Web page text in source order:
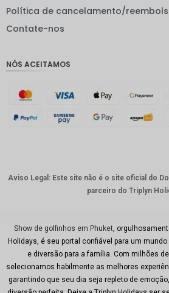
suíço
australia
CNY
TWD
Minhas
Ries
Política de cancelamento/
Contate-nos
NÓS ACEITAMOS
Aviso Legal: Este site não é o site oficial do
parceiro do Triplyn
Show de golfinhos em Phuket ,
Holidays, é seu portal confiável para um
e diversão para a família. Com milhões
selecionamos habilmente as melhores
garantindo que seu dia seja repleto de